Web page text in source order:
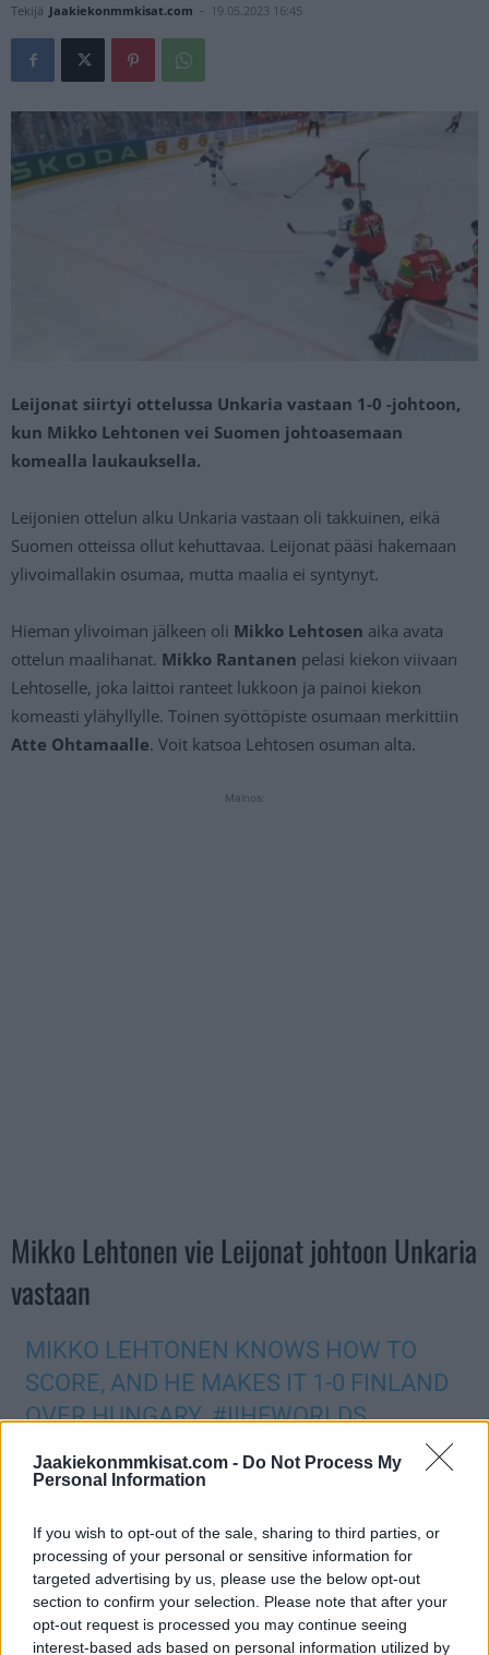
Jaakiekonmmkisat.com - Do Not Process My
Personal Information
If you wish to opt-out of the sale, sharing to third parties, or
processing of your personal or sensitive information for
targeted advertising by us, please use the below opt-out
section to confirm your selection. Please note that after your
opt-out request is processed you may continue seeing
interest-based ads based on personal information utilized by
Tekijä Jaakiekonmmkisat.com - 19.05.2023 16:45
Leijonat siirtyi ottelussa Unkaria vastaan 1-0 -johtoon,
kun Mikko Lehtonen vei Suomen johtoasemaan
komealla laukauksella.
Leijonien ottelun alku Unkaria vastaan oli takkuinen, eikä
Suomen otteissa ollut kehuttavaa. Leijonat pääsi hakemaan
ylivoimallakin osumaa, mutta maalia ei syntynyt.
Hieman ylivoiman jälkeen oli Mikko Lehtosen aika avata
ottelun maalihanat. Mikko Rantanen pelasi kiekon viivaan
Lehtoselle, joka laittoi ranteet lukkoon ja painoi kiekon
komeasti ylähyllylle. Toinen syöttöpiste osumaan merkittiin
Atte Ohtamaalle. Voit katsoa Lehtosen osuman alta.
Mainos:
Mikko Lehtonen vie Leijonat johtoon Unkaria
vastaan
MIKKO LEHTONEN KNOWS HOW TO
SCORE, AND HE MAKES IT 1-0 FINLAND
OVER HUNGARY.#IIHFWORLDS
MAY 19, 2023
Jos twiitti ei näy laitteellasi voit katsoa sen suoraanTwitteristä